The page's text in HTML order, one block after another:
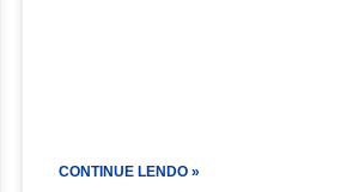
CONTINUE LENDO »